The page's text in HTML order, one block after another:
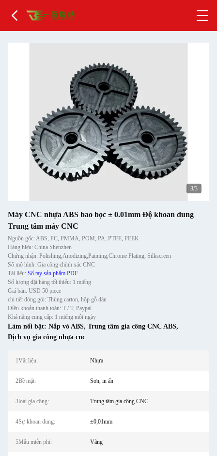
3/3
Máy CNC nhựa ABS bao bọc ± 0.01mm Độ khoan dung
Trung tâm máy CNC
Nguồn gốc: ABS, PC, PMMA, POM, PA, PTFE, PEEK
Hàng hiệu: China Shenzhen
Chứng nhận: Polishing,Anodizing,Painting,Chrome Plating, Silkscreen
Số mô hình: Gia công chính xác CNC
Tài liệu: Sổ tay sản phẩm PDF
Số lượng đặt hàng tối thiểu: 1 miếng
Giá bán: USD 50 piece
chi tiết đóng gói: Thùng carton, hộp gỗ dán
Điều khoản thanh toán: T / T, Paypal
Khả năng cung cấp: 1 miếng mỗi ngày
Làm nổi bật: Nắp vỏ ABS, Trung tâm gia công CNC ABS,
Dịch vụ gia công nhựa cnc
1Vật liệu: Nhựa
2Bề mặt: Sơn, in ấn
3loại gia công: Trung tâm gia công CNC
4Sự khoan dung: ±0,01mm
5Mẫu miễn phí: Vâng